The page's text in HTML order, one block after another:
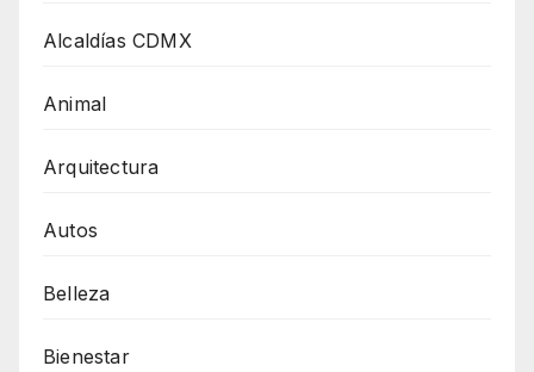
Alcaldías CDMX
Animal
Arquitectura
Autos
Belleza
Bienestar